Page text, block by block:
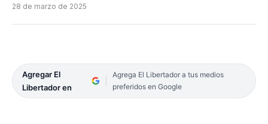
28 de marzo de 2025
Agregar El
Libertador en
Agrega El Libertador a tus medios
preferidos en Google